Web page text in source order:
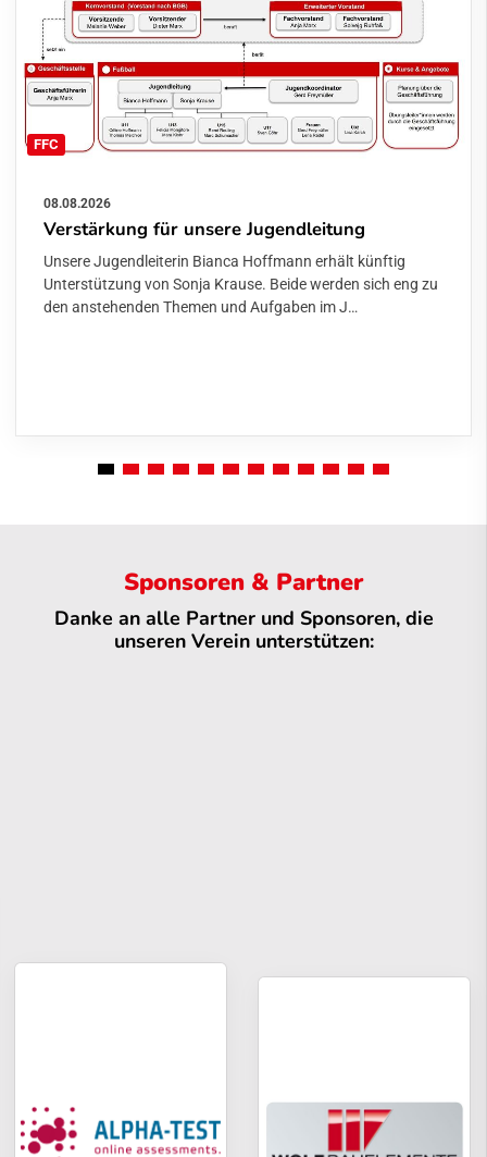
FFC
08.08.2026
Verstärkung für unsere Jugendleitung
Unsere Jugendleiterin Bianca Hoffmann erhält künftig
Unterstützung von Sonja Krause. Beide werden sich eng zu
den anstehenden Themen und Aufgaben im J…
Sponsoren & Partner
Danke an alle Partner und Sponsoren, die
unseren Verein unterstützen: